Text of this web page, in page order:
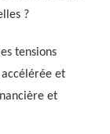
?
tensions
et
et